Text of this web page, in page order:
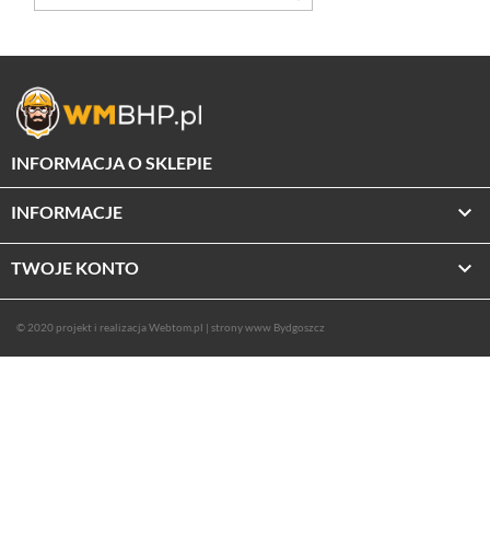
INFORMACJA O SKLEPIE
INFORMACJE 
TWOJE KONTO 
© 2020 projekt i realizacjaWebtom.pl | strony www Bydgoszcz